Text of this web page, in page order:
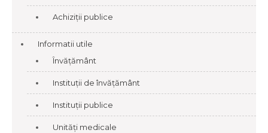
Achiziții publice
Informatii utile
Învățământ
Instituții de învățământ
Instituții publice
Unități medicale